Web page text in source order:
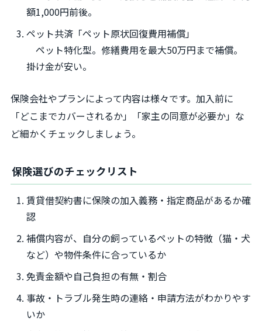
額1,000円前後。
ペット共済「ペット原状回復費用補償」
ペット特化型。修繕費用を最大50万円まで補償。
掛け金が安い。
保険会社やプランによって内容は様々です。加入前に
「どこまでカバーされるか」「家主の同意が必要か」な
ど細かくチェックしましょう。
保険選びのチェックリスト
賃貸借契約書に保険の加入義務・指定商品があるか確
認
補償内容が、自分の飼っているペットの特徴（猫・犬
など）や物件条件に合っているか
免責金額や自己負担の有無・割合
事故・トラブル発生時の連絡・申請方法がわかりやす
いか